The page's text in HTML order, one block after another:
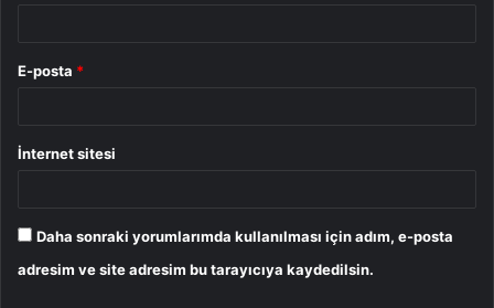
E-posta *
İnternet sitesi
Daha sonraki yorumlarımda kullanılması için adım, e-posta
adresim ve site adresim bu tarayıcıya kaydedilsin.